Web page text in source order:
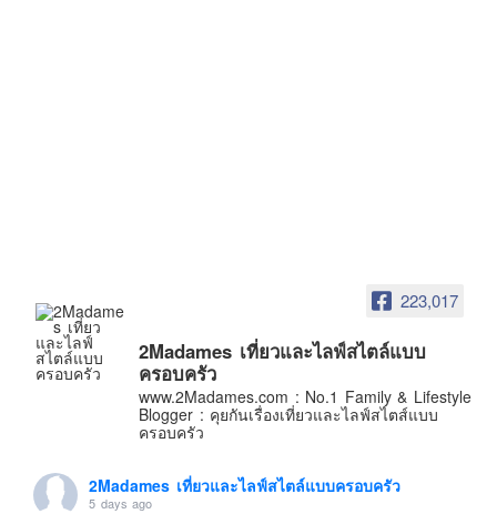
Contact & Support Us
223,017
2Madames เที่ยวและไลฟ์สไตล์แบบ
ครอบครัว
www.2Madames.com : No.1 Family & Lifestyle
Blogger : คุยกันเรื่องเที่ยวและไลฟ์สไตส์แบบ
ครอบครัว
2Madames เที่ยวและไลฟ์สไตล์แบบครอบครัว
5 days ago